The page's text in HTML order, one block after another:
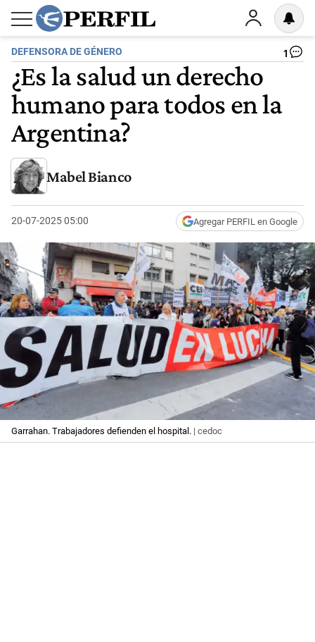
DEFENSORA DE GÉNERO 1
¿Es la salud un derecho
humano para todos en la
Argentina?
Mabel Bianco
20-07-2025 05:00 Agregar PERFIL en Google
Garrahan. Trabajadores defienden el hospital. | cedoc